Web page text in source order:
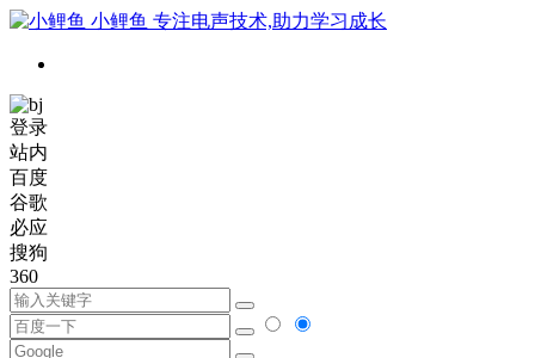
小鲤鱼 专注电声技术,助力学习成长
登录
站内
百度
谷歌
必应
搜狗
360